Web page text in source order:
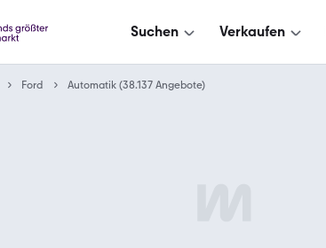
Suchen Verkaufen
Ford Automatik (38.137 Angebote)